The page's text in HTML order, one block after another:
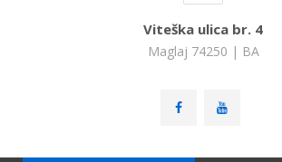
Viteška ulica br. 4
Maglaj 74250 | BA